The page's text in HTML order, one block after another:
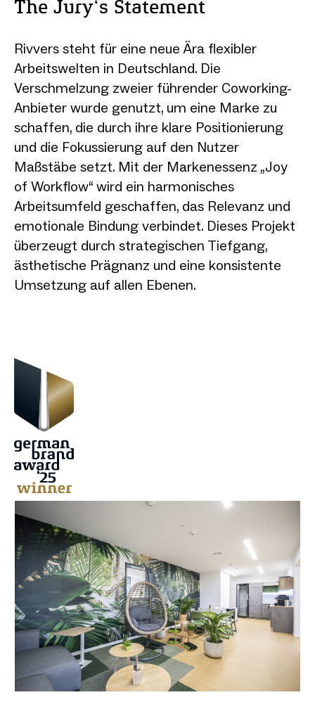
The Jury‘s Statement
Rivvers steht für eine neue Ära flexibler
Arbeitswelten in Deutschland. Die
Verschmelzung zweier führender Coworking-
Anbieter wurde genutzt, um eine Marke zu
schaffen, die durch ihre klare Positionierung
und die Fokussierung auf den Nutzer
Maßstäbe setzt. Mit der Markenessenz „Joy
of Workflow“ wird ein harmonisches
Arbeitsumfeld geschaffen, das Relevanz und
emotionale Bindung verbindet. Dieses Projekt
überzeugt durch strategischen Tiefgang,
ästhetische Prägnanz und eine konsistente
Umsetzung auf allen Ebenen.